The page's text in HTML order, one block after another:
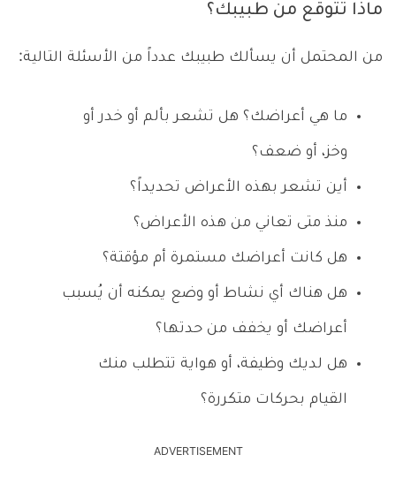
ماذا تتوقع من طبيبك؟
من المحتمل أن يسألك طبيبك عدداً من الأسئلة التالية:
ما هي أعراضك؟ هل تشعر بألم أو خدر أو
وخز، أو ضعف؟
أين تشعر بهذه الأعراض تحديداً؟
منذ متى تعاني من هذه الأعراض؟
هل كانت أعراضك مستمرة أم مؤقتة؟
هل هناك أي نشاط أو وضع يمكنه أن يُسبب
أعراضك أو يخفف من حدتها؟
هل لديك وظيفة، أو هواية تتطلب منك
القيام بحركات متكررة؟
ADVERTISEMENT